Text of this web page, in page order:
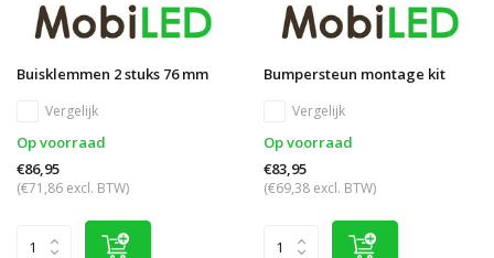
Buisklemmen 2 stuks 76 mm
Vergelijk
Op voorraad
€86,95
(€71,86 excl. BTW)
Bumpersteun montage kit
Vergelijk
Op voorraad
€83,95
(€69,38 excl. BTW)